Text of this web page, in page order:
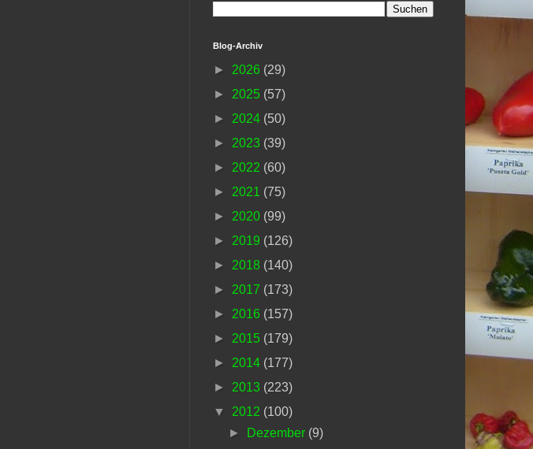
Blog-Archiv
► 2026 (29)
► 2025 (57)
► 2024 (50)
► 2023 (39)
► 2022 (60)
► 2021 (75)
► 2020 (99)
► 2019 (126)
► 2018 (140)
► 2017 (173)
► 2016 (157)
► 2015 (179)
► 2014 (177)
► 2013 (223)
▼ 2012 (100)
►
Dezember (9)